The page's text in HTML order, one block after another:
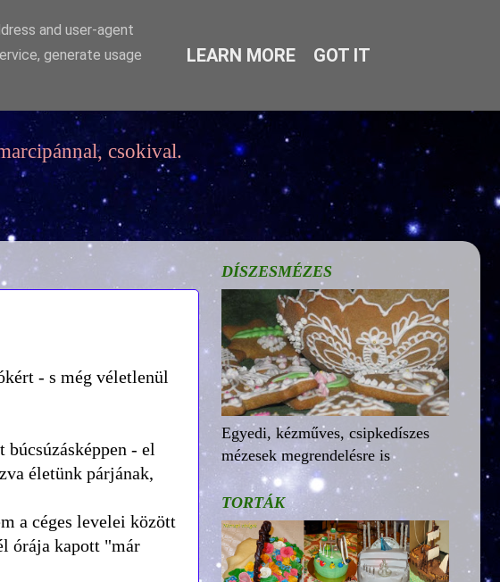
csokival.
- s még véletlenül
- el
életünk párjának,
a céges levelei között
órája kapott "már
DÍSZESMÉZES
Egyedi, kézműves, csipkedíszes
mézesek megrendelésre is
TORTÁK
and user-agent
generate usage
LEARN MORE GOT IT